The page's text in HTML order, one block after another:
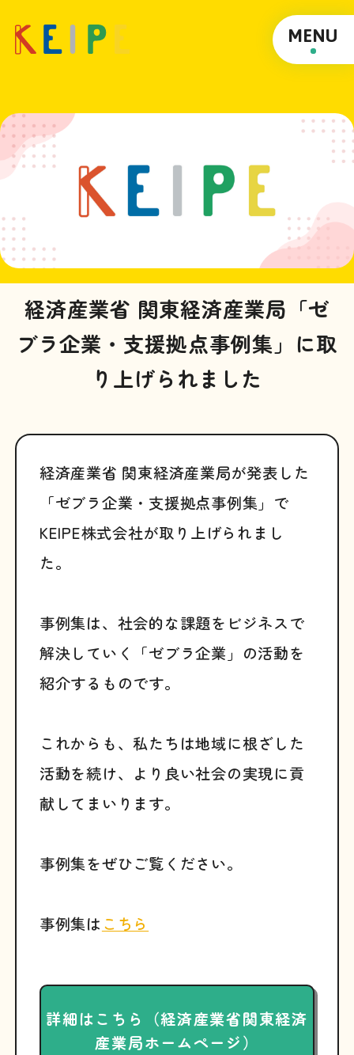
MENU
経済産業省 関東経済産業局「ゼ
ブラ企業・支援拠点事例集」に取
り上げられました
経済産業省 関東経済産業局が発表した
「ゼブラ企業・支援拠点事例集」で
KEIPE株式会社が取り上げられまし
た。
事例集は、社会的な課題をビジネスで
解決していく「ゼブラ企業」の活動を
紹介するものです。
これからも、私たちは地域に根ざした
活動を続け、より良い社会の実現に貢
献してまいります。
事例集をぜひご覧ください。
事例集は こちら
詳細はこちら（経済産業省関東経済
産業局ホームページ）